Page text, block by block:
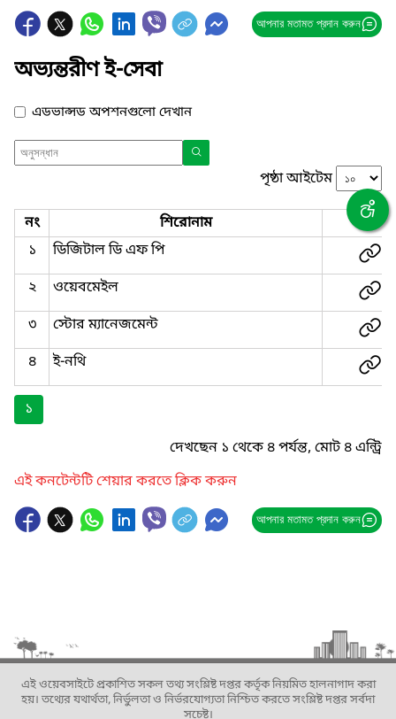
আপনার মতামত প্রদান করুন
অভ্যন্তরীণ ই-সেবা
এডভান্সড অপশনগুলো দেখান
পৃষ্ঠা আইটেম
নং শিরোনাম
লিংক
১
ডিজিটাল ডি এফ পি
২
ওয়েবমেইল
৩
স্টোর ম্যানেজমেন্ট
৪
ই-নথি
১
দেখছেন ১ থেকে ৪ পর্যন্ত, মোট ৪ এন্ট্রি
এই কনটেন্টটি শেয়ার করতে ক্লিক করুন
আপনার মতামত প্রদান করুন
এই ওয়েবসাইটে প্রকাশিত সকল তথ্য সংশ্লিষ্ট দপ্তর কর্তৃক নিয়মিত হালনাগাদ করা
হয়। তথ্যের যথার্থতা, নির্ভুলতা ও নির্ভরযোগ্যতা নিশ্চিত করতে সংশ্লিষ্ট দপ্তর সর্বদা
সচেষ্ট।